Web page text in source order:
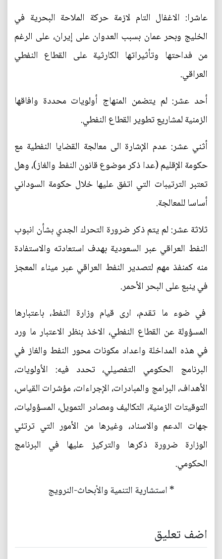
عاشرا: الاغفال التام لازمة حركة الملاحة البحرية في
الخليج وبحر عمان بسبب العدوان على إيران، على الرغم
من فداحتها وتأثيراتها الكارثية على القطاع النفطي
العراقي.
أحد عشر: لم يتضمن المنهاج أولويات محددة وافاقها
الزمنية لمشاريع تطوير القطاع النفطي.
أثني عشر: عدم الإشارة الى معالجة القضايا النفطية مع
حكومة الإقليم (عدا ذكر موضوع قانون النفط والغاز)، وهل
تعتبر الترتيبات التي اتفق عليها خلال حكومة السوداني
أساسا للمعالجة.
ثلاثة عشر: لم يتم ذكر ضرورة التحرك الجدي بشأن انبوب
النفط العراقي عبر السعودية بهدف استعادته والاستفادة
منه كمنفذ مهم لتصدير النفط العراقي عبر ميناء المعجز
في ينبع على البحر الأحمر.
في ضوء ما تقدم، ارى قيام وزارة النفط، باعتبارها
المسؤولة عن القطاع النفطي، الاخذ بنظر الاعتبار ما ورد
في هذه المداخلة واعداد مكونات محور النفط والغاز في
البرنامج الحكومي التفصيلي، تحدد فيه: الأولويات،
الأهداف، البرامج والمبادرات، الإجراءات، مؤشرات القياس،
التوقيتات الزمنية، التكاليف ومصادر التمويل، المسؤوليات،
جهات الدعم والاسناد، وغيرها من الأمور التي ترتئي
الوزارة ضرورة ذكرها والتركيز عليها في البرنامج
الحكومي.
* استشارية التنمية والأبحاث-النرويج
اضف تعليق